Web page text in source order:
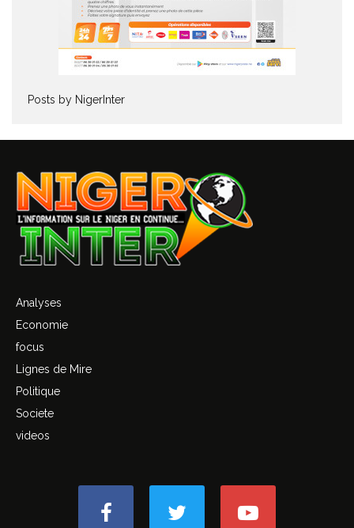
Posts by NigerInter
Analyses
Economie
focus
Lignes de Mire
Politique
Societe
videos